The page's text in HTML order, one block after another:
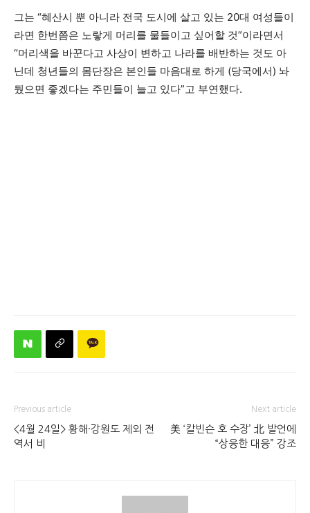
그는 “혜산시 뿐 아니라 전국 도시에 살고 있는 20대 여성들이
라면 한번쯤은 노랗게 머리를 물들이고 싶어할 것”이라면서
“머리색을 바꾼다고 사상이 변하고 나라를 배반하는 것도 아
닌데 청년들의 몸단장은 본인들 마음대로 하게 (당국에서) 놔
뒀으면 좋겠다는 주민들이 늘고 있다”고 부연했다.
Previous article
<4월 24일> 황해·강원도 제외 전
역서 비
Next article
美 ‘칼빈슨 호 수장’ 北 발언에
“상응한 대응” 강조